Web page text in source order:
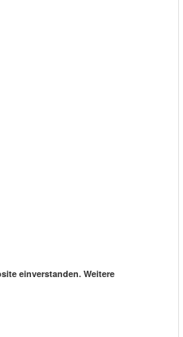
einverstanden. Weitere